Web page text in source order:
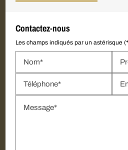
Contactez-nous
Les champs indiqués par un astérisque
Nom*
Téléphone*
Message*